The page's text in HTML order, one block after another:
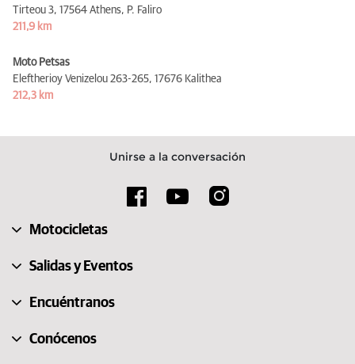
Tirteou 3, 17564 Athens, P. Faliro
211,9 km
Moto Petsas
Eleftherioy Venizelou 263-265, 17676 Kalithea
212,3 km
Unirse a la conversación
Motocicletas
Salidas y Eventos
Encuéntranos
Conócenos